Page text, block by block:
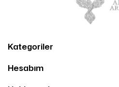
Kategoriler
Hesabım